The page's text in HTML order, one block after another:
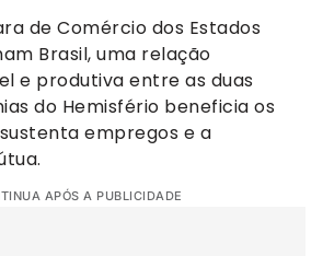
de Comércio dos Estados
Brasil, uma relação
e produtiva entre as duas
do Hemisfério beneficia os
empregos e a
APÓS A PUBLICIDADE